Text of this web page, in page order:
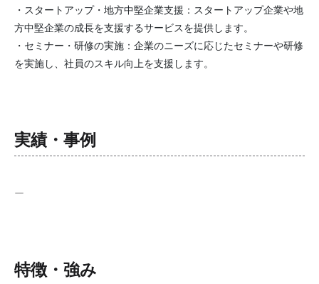
・スタートアップ・地方中堅企業支援：スタートアップ企業や地
方中堅企業の成長を支援するサービスを提供します。
・セミナー・研修の実施：企業のニーズに応じたセミナーや研修
を実施し、社員のスキル向上を支援します。
実績・事例
ー
特徴・強み